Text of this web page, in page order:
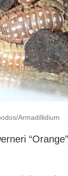
/Armadillidium
“Orange”